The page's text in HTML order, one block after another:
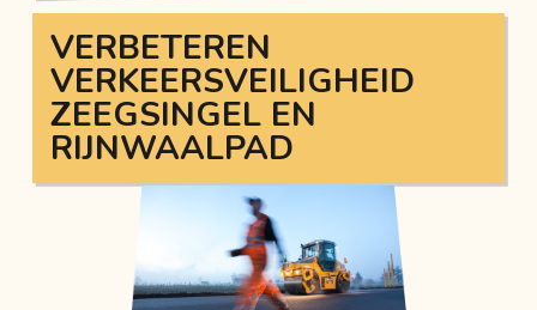
VERBETEREN
VERKEERSVEILIGHEID
ZEEGSINGEL EN
RIJNWAALPAD